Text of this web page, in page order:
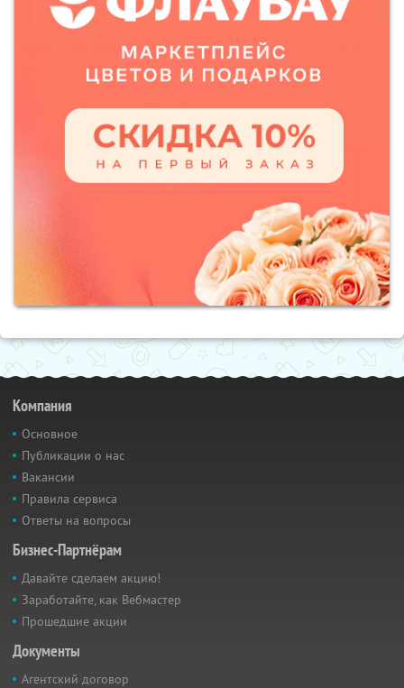
Компания
Основное
Публикации о нас
Вакансии
Правила сервиса
Ответы на вопросы
Бизнес-Партнёрам
Давайте сделаем акцию!
Заработайте, как Вебмастер
Прошедшие акции
Документы
Агентский договор